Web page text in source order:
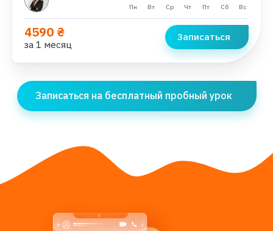
Пн Вт Ср Чт Пт Сб Вс
4590 ₴
за 1 месяц
Записаться
Записаться на бесплатный пробный урок